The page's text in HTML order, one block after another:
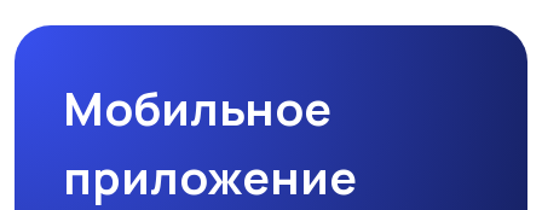
Мобильное
приложение